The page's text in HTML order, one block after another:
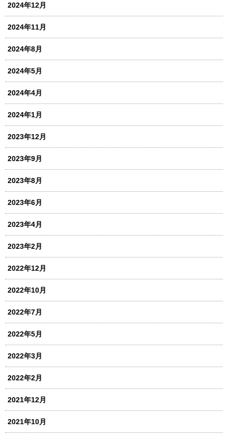
2024年12月
2024年11月
2024年8月
2024年5月
2024年4月
2024年1月
2023年12月
2023年9月
2023年8月
2023年6月
2023年4月
2023年2月
2022年12月
2022年10月
2022年7月
2022年5月
2022年3月
2022年2月
2021年12月
2021年10月